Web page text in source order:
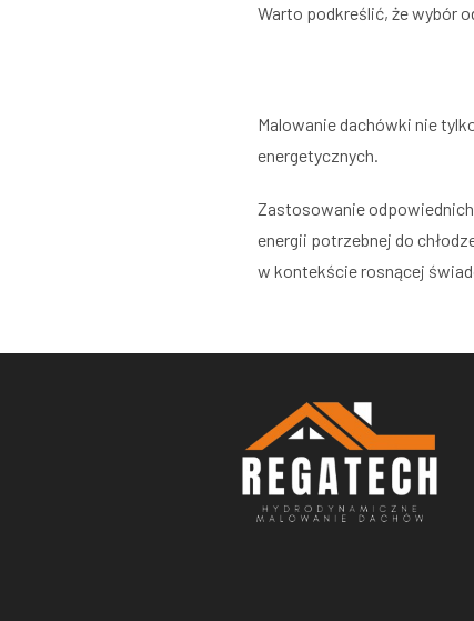
Warto podkreślić, że wybór
Malowanie dachówki nie
energetycznych.
Zastosowanie
energii potrzebnej do
w kontekście rosnącej